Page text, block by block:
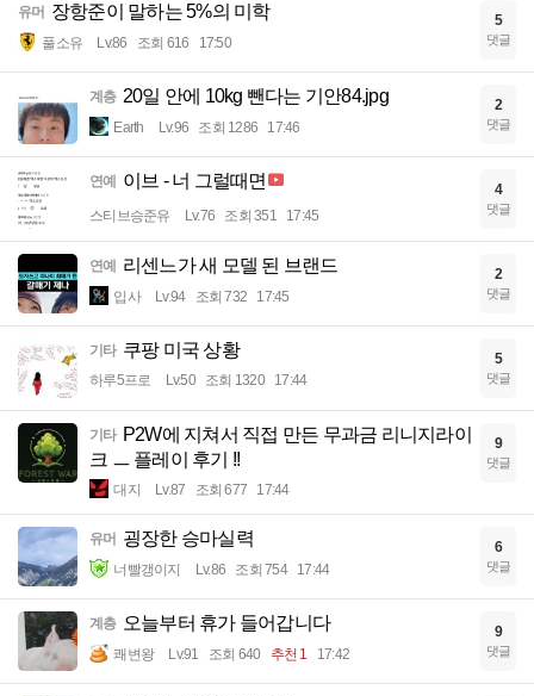
유머 장항준이 말하는 5%의 미학
풀소유 Lv.86 조회 616 17:50
5
댓글
계층 20일 안에 10kg 뺀다는 기안84.jpg
Earth Lv.96 조회 1286 17:46
2
댓글
연예 이브 - 너 그럴때면
스티브승준유 Lv.76 조회 351 17:45
4
댓글
연예 리센느가 새 모델 된 브랜드
입사 Lv.94 조회 732 17:45
2
댓글
기타 쿠팡 미국 상황
하루5프로 Lv.50 조회 1320 17:44
5
댓글
기타 P2W에 지쳐서 직접 만든 무과금 리니지라이
크 ㅡ 플레이 후기 !!
대지 Lv.87 조회 677 17:44
9
댓글
유머 굉장한 승마실력
너빨갱이지 Lv.86 조회 754 17:44
6
댓글
계층 오늘부터 휴가 들어갑니다
쾌변왕 Lv.91 조회 640 추천 1 17:42
9
댓글